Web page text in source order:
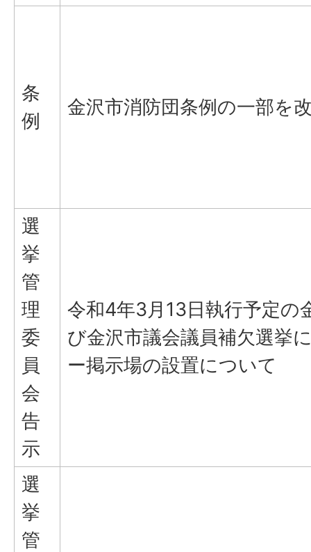
条
例
金沢市消防団条例の一部を
選
挙
管
理
委
員
会
告
示
令和4年3月13日執行予定の
び金沢市議会議員補欠選挙
ー掲示場の設置について
選
挙
管